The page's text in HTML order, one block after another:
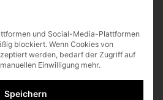
einen Platzhalterinhalt
. Um auf den eigentlichen
klicken Sie auf die
Bitte beachten Sie,
Daten an Drittanbieter
Informationen
und Social-Media-Plattformen
blockiert. Wenn Cookies von
werden, bedarf der Zugriff auf
Einwilligung mehr.
Speichern